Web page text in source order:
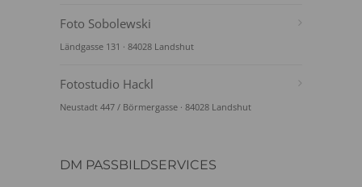
Foto Sobolewski
Ländgasse 131 · 84028 Landshut
Fotostudio Hackl
Neustadt 447 / Börmergasse · 84028 Landshut
DM PASSBILDSERVICES